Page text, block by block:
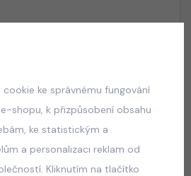
s nadýchanými rukávy
ke správnému fungování
shopu, k přizpůsobení obsahu
ke statistickým a
a personalizaci reklam od
Kliknutím na tlačítko